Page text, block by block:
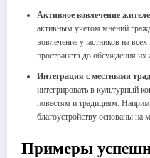
Активное вовлечение
активным учетом мнений
вовлечение участников на
пространств до обсуждения
Интеграция с местными
интегрировать в культурный
повестям и традициям.
благоустройству основаны на
Примеры